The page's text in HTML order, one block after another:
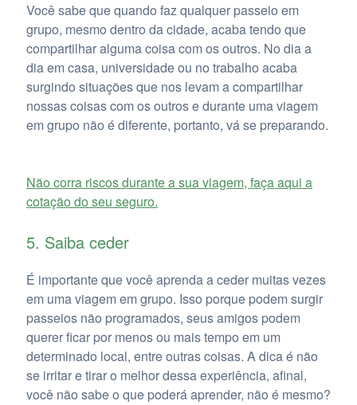
Você sabe que quando faz qualquer passeio em
grupo, mesmo dentro da cidade, acaba tendo que
compartilhar alguma coisa com os outros. No dia a
dia em casa, universidade ou no trabalho acaba
surgindo situações que nos levam a compartilhar
nossas coisas com os outros e durante uma viagem
em grupo não é diferente, portanto, vá se preparando.
Não corra riscos durante a sua viagem, faça aqui a
cotação do seu seguro.
5. Saiba ceder
É importante que você aprenda a ceder muitas vezes
em uma viagem em grupo. Isso porque podem surgir
passeios não programados, seus amigos podem
querer ficar por menos ou mais tempo em um
determinado local, entre outras coisas. A dica é não
se irritar e tirar o melhor dessa experiência, afinal,
você não sabe o que poderá aprender, não é mesmo?